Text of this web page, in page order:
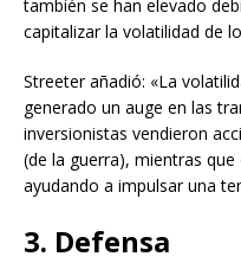
también se han elevado
capitalizar la volatilidad de
Streeter añadió: «La
generado un auge en las
inversionistas vendieron
(de la guerra), mientras
ayudando a impulsar una
3. Defensa